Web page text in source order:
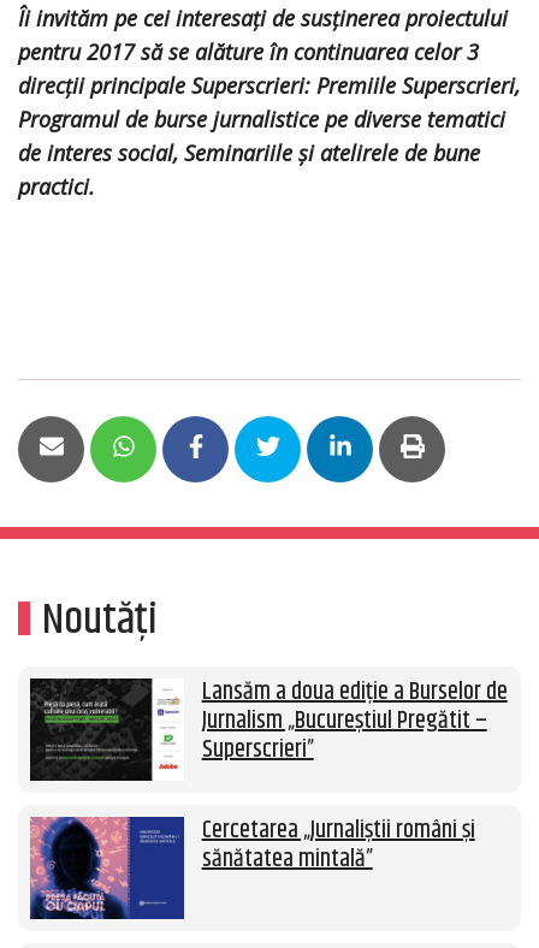
Îi invităm pe cei interesați de susținerea proiectului
pentru 2017 să se alăture în continuarea celor 3
direcții principale Superscrieri: Premiile Superscrieri,
Programul de burse jurnalistice pe diverse tematici
de interes social, Seminariile și atelirele de bune
practici.
Noutăți
Lansăm a doua ediție a Burselor de
Jurnalism „Bucureștiul Pregătit –
Superscrieri”
Cercetarea „Jurnaliștii români și
sănătatea mintală”